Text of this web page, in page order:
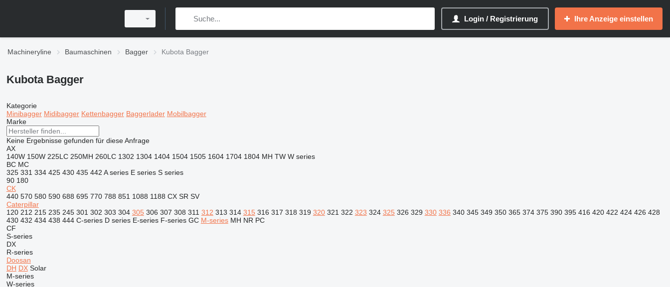
Login / Registrierung Ihre Anzeige einstellen
Machineryline Baumaschinen Bagger Kubota Bagger
Kubota Bagger
Kategorie
Minibagger Midibagger Kettenbagger Baggerlader Mobilbagger
Marke
Keine Ergebnisse gefunden für diese Anfrage
AX
140W 150W 225LC 250MH 260LC 1302 1304 1404 1504 1505 1604 1704 1804 MH TW W series
BC MC
325 331 334 425 430 435 442 A series E series S series
90 180
CK
440 570 580 590 688 695 770 788 851 1088 1188 CX SR SV
Caterpillar
120 212 215 235 245 301 302 303 304 305 306 307 308 311 312 313 314 315 316 317 318 319 320 321 322 323 324 325 326 329 330 336 340 345 349 350 365 374 375 390 395 416 420 422 424 426 428
430 432 434 438 444 C-series D series E-series F-series GC M-series MH NR PC
CF
S-series
DX
R-series
Doosan
DH DX Solar
M-series
W-series